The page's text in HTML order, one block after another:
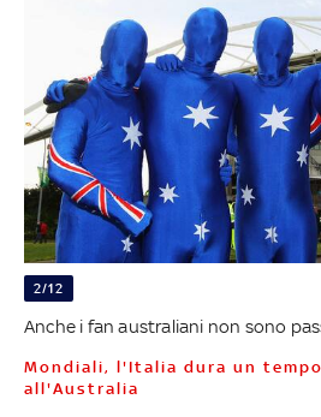
2/12
Anche i fan australiani non sono
Mondiali, l'Italia dura un tempo. Poi cede
all'Australia